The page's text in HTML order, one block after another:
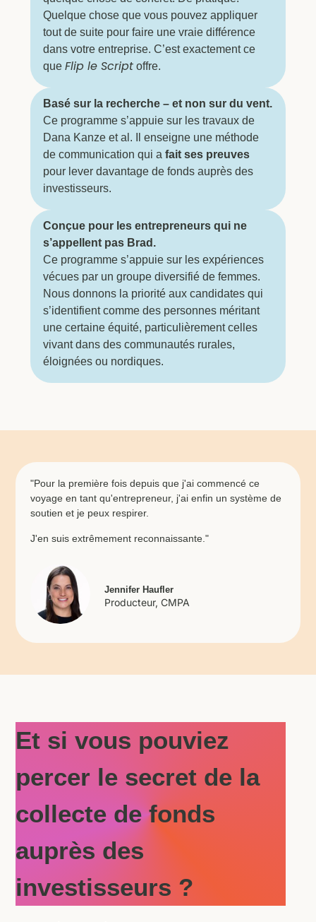
Quelque chose que vous pouvez appliquer
tout de suite pour faire une vraie différence
dans votre entreprise. C’est exactement ce
que Flip le Scriptoffre.
Basé sur la recherche – et non sur du vent.
Ce programme s’appuie sur les travaux de
Dana Kanze et al. Il enseigne une méthode
de communication qui a fait ses preuves
pour lever davantage de fonds auprès des
investisseurs.
Conçue pour les entrepreneurs qui ne
s’appellent pas Brad.
Ce programme s’appuie sur les expériences
vécues par un groupe diversifié de femmes.
Nous donnons la priorité aux candidates qui
s’identifient comme des personnes méritant
une certaine équité, particulièrement celles
vivant dans des communautés rurales,
éloignées ou nordiques.
"Pour la première fois depuis que j'ai commencé ce
voyage en tant qu'entrepreneur, j'ai enfin un système de
soutien et je peux respirer.
J'en suis extrêmement reconnaissante."
Jennifer Haufler
Producteur, CMPA
Et si vous pouviez
percer le secret de la
collecte de fonds
auprès des
investisseurs ?